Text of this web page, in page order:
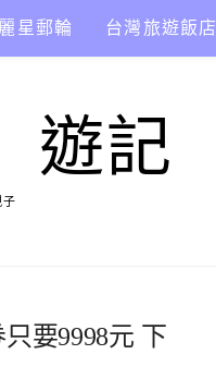
麗星郵輪 台灣旅遊飯店
遊記
要9998元 下